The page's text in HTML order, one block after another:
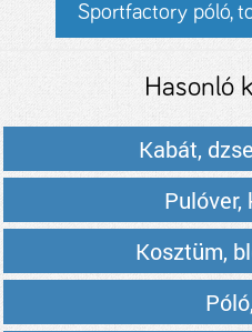
Sportfactory póló,
Hasonló
Kabát,
Pulóver,
Kosztüm,